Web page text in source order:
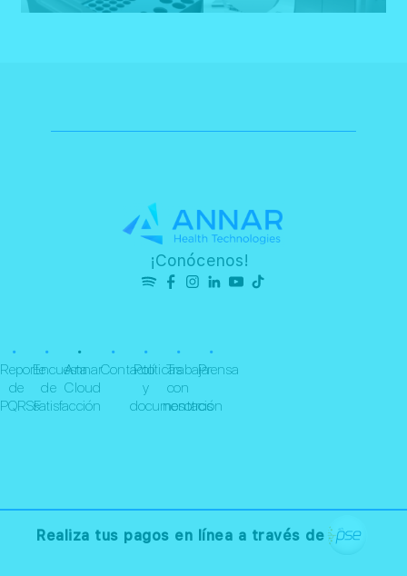
¡Conócenos!
•
Reporte
de
PQRSF
•
Encuesta
de
satisfacción
•
Annar
Cloud
•
Contacto
•
Políticas
y
documentación
•
Trabaja
con
nosotros
•
Prensa
Realiza tus pagos en línea a través de